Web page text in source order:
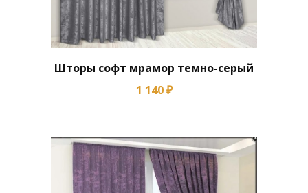
Шторы софт мрамор темно-серый
1 140 ₽